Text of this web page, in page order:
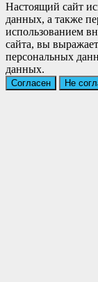
Настоящий сайт
данных, а также
использованием
сайта, вы
персональных
данных.
Согласен Не